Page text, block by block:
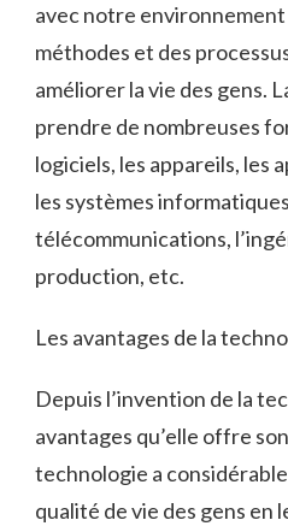
avec notre
méthodes et des
améliorer la vie des gens.
prendre de nombreuses
logiciels, les appareils, les
les systèmes
télécommunications,
production, etc.
Les avantages de la
Depuis l’invention de la
avantages qu’elle offre
technologie a
qualité de vie des gens en